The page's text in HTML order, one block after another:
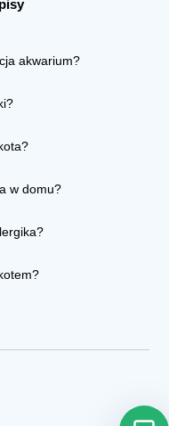
akwarium?
w domu?